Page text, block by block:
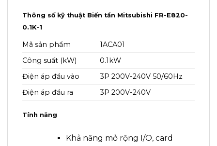
Thông số kỹ thuật Biến tần Mitsubishi FR-E820-
0.1K-1
Mã sản phẩm
1ACA01
Công suất (kW)
0.1kW
Điện áp đầu vào
3P 200V-240V 50/60Hz
Điện áp đầu ra
3P 200V-240V
Tính năng
Khả năng mở rộng I/O, card